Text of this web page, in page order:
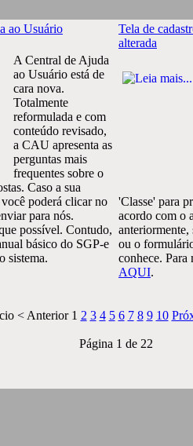
ao Usuário
A Central de Ajuda
ao Usuário está de
cara nova.
Totalmente
reformulada e com
conteúdo revisado,
a CAU apresenta as
perguntas mais
frequentes sobre o
Caso a sua
poderá clicar no
para nós.
possível. Contudo,
básico do SGP-e
sistema.
Tela de
alterada
'Classe' para
acordo com o
ou o
conhece. Para
AQUI.
< Anterior 1 2 3 4 5 6 7 8 9 10
Página 1 de 22